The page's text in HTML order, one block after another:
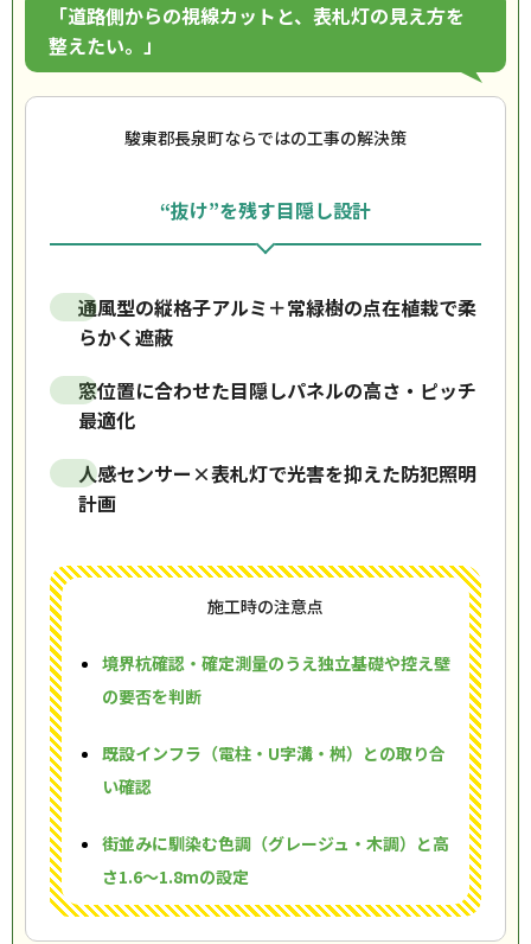
「道路側からの視線カットと、表札灯の見え方を
整えたい。」
駿東郡長泉町ならではの工事の解決策
“抜け”を残す目隠し設計
通風型の縦格子アルミ＋常緑樹の点在植栽で柔
らかく遮蔽
窓位置に合わせた目隠しパネルの高さ・ピッチ
最適化
人感センサー×表札灯で光害を抑えた防犯照明
計画
施工時の注意点
境界杭確認・確定測量のうえ独立基礎や控え壁
の要否を判断
既設インフラ（電柱・U字溝・桝）との取り合
い確認
街並みに馴染む色調（グレージュ・木調）と高
さ1.6〜1.8mの設定